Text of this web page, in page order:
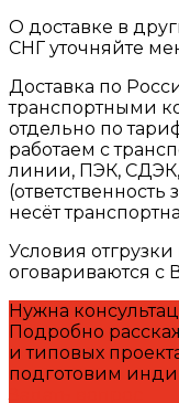
О доставке в
СНГ уточняйте
Доставка по
транспортными
отдельно по
работаем с
линии, ПЭК,
(ответственность
несёт
Условия
оговариваются
Нужна
Подробно
и типовых
подготовим